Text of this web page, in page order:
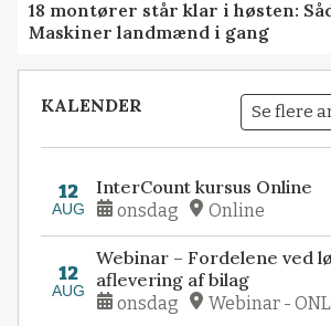
18 montører står klar i høsten:
Maskiner landmænd i gang
KALENDER Se flere
12
AUG
InterCount kursus Online
onsdag Online
12
AUG
Webinar – Fordelene ved
aflevering af bilag
onsdag Webinar -